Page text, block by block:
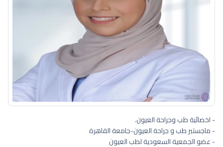
- اخصائية طب وجراحة العيون.
- ماجستير طب و جراحة العيون-جامعة القاهرة
- عضو الجمعية السعودية لطب العيون